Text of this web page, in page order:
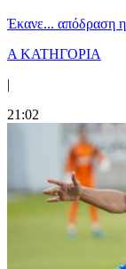
Έκανε... απόδραση
Α ΚΑΤΗΓΟΡΙΑ
|
21:02